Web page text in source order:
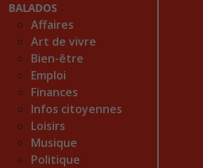
BALADOS
Affaires
Art de vivre
Bien-être
Emploi
Finances
Infos citoyennes
Loisirs
Musique
Politique